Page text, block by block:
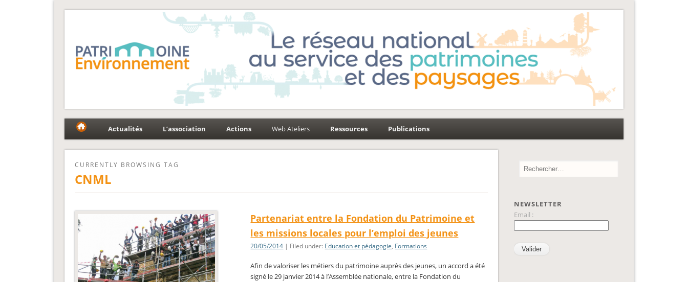
Fédération Patrimoine-Environnement
Actualités L’association Actions Web Ateliers Ressources Publications
CURRENTLY BROWSING TAG
CNML
Partenariat entre la Fondation du Patrimoine et
les missions locales pour l’emploi des jeunes
20/05/2014 | Filed under: Education et pédagogie, Formations
Afin de valoriser les métiers du patrimoine auprès des jeunes, un accord a été
signé le 29 janvier 2014 à l’Assemblée nationale, entre la Fondation du
NEWSLETTER
Email :